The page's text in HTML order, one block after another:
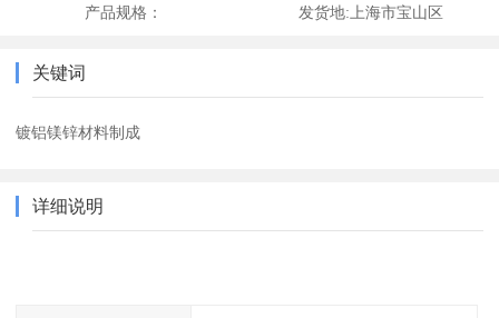
产品规格： 发货地: 上海市宝山区
关键词
镀铝镁锌材料制成
详细说明